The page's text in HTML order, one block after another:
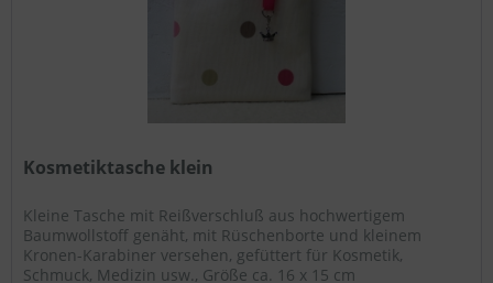
Kosmetiktasche klein
Kleine Tasche mit Reißverschluß aus hochwertigem
Baumwollstoff genäht, mit Rüschenborte und kleinem
Kronen-Karabiner versehen, gefüttert für Kosmetik,
Schmuck, Medizin usw., Größe ca. 16 x 15 cm